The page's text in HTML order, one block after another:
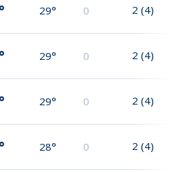
29° 0 2 (4)
29° 0 2 (4)
29° 0 2 (4)
28° 0 2 (4)